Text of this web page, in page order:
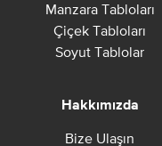
Manzara Tabloları
Çiçek Tabloları
Soyut Tablolar
Hakkımızda
Bize Ulaşın